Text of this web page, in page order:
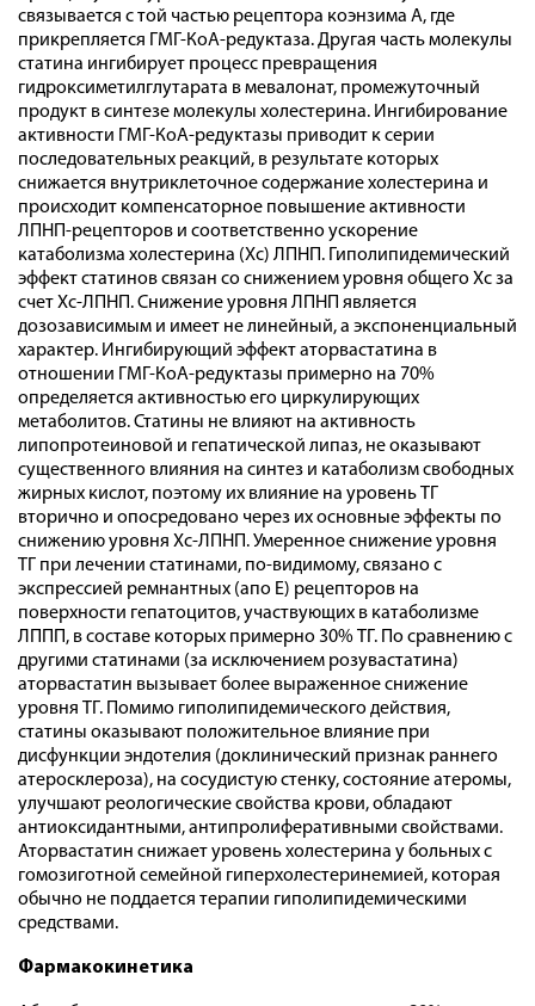
связывается с той частью рецептора коэнзима А, где
прикрепляется ГМГ-КоА-редуктаза. Другая часть молекулы
статина ингибирует процесс превращения
гидроксиметилглутарата в мевалонат, промежуточный
продукт в синтезе молекулы холестерина. Ингибирование
активности ГМГ-КоА-редуктазы приводит к серии
последовательных реакций, в результате которых
снижается внутриклеточное содержание холестерина и
происходит компенсаторное повышение активности
ЛПНП-рецепторов и соответственно ускорение
катаболизма холестерина (Xc) ЛПНП. Гиполипидемический
эффект статинов связан со снижением уровня общего Хс за
счет Хс-ЛПНП. Снижение уровня ЛПНП является
дозозависимым и имеет не линейный, а экспоненциальный
характер. Ингибирующий эффект аторвастатина в
отношении ГМГ-КоА-редуктазы примерно на 70%
определяется активностью его циркулирующих
метаболитов. Статины не влияют на активность
липопротеиновой и гепатической липаз, не оказывают
существенного влияния на синтез и катаболизм свободных
жирных кислот, поэтому их влияние на уровень ТГ
вторично и опосредовано через их основные эффекты по
снижению уровня Хс-ЛПНП. Умеренное снижение уровня
ТГ при лечении статинами, по-видимому, связано с
экспрессией ремнантных (апо Е) рецепторов на
поверхности гепатоцитов, участвующих в катаболизме
ЛППП, в составе которых примерно 30% ТГ. По сравнению с
другими статинами (за исключением розувастатина)
аторвастатин вызывает более выраженное снижение
уровня ТГ. Помимо гиполипидемического действия,
статины оказывают положительное влияние при
дисфункции эндотелия (доклинический признак раннего
атеросклероза), на сосудистую стенку, состояние атеромы,
улучшают реологические свойства крови, обладают
антиоксидантными, антипролиферативными свойствами.
Аторвастатин снижает уровень холестерина у больных с
гомозиготной семейной гиперхолестеринемией, которая
обычно не поддается терапии гиполипидемическими
средствами.
Фармакокинетика